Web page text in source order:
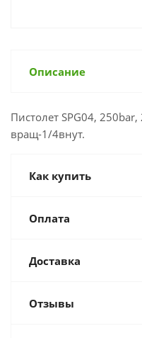
Описание
Пистолет SPG04,
вращ-1/4внут.
Как купить
Оплата
Доставка
Отзывы